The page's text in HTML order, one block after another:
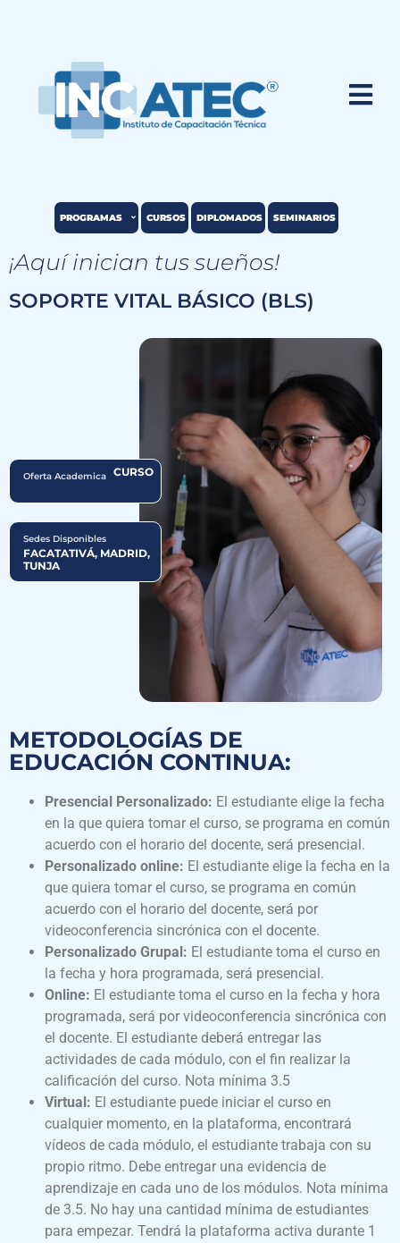
PROGRAMAS CURSOS DIPLOMADOS SEMINARIOS
¡Aquí inician tus sueños!
SOPORTE VITAL BÁSICO (BLS)
Oferta Academica CURSO
Sedes Disponibles
FACATATIVÁ, MADRID,
TUNJA
METODOLOGÍAS DE
EDUCACIÓN CONTINUA:
Presencial Personalizado: El estudiante elige la fecha
en la que quiera tomar el curso, se programa en común
acuerdo con el horario del docente, será presencial.
Personalizado online: El estudiante elige la fecha en la
que quiera tomar el curso, se programa en común
acuerdo con el horario del docente, será por
videoconferencia sincrónica con el docente.
Personalizado Grupal: El estudiante toma el curso en
la fecha y hora programada, será presencial.
Online: El estudiante toma el curso en la fecha y hora
programada, será por videoconferencia sincrónica con
el docente. El estudiante deberá entregar las
actividades de cada módulo, con el fin realizar la
calificación del curso. Nota mínima 3.5
Virtual: El estudiante puede iniciar el curso en
cualquier momento, en la plataforma, encontrará
vídeos de cada módulo, el estudiante trabaja con su
propio ritmo. Debe entregar una evidencia de
aprendizaje en cada uno de los módulos. Nota mínima
de 3.5. No hay una cantidad mínima de estudiantes
para empezar. Tendrá la plataforma activa durante 1